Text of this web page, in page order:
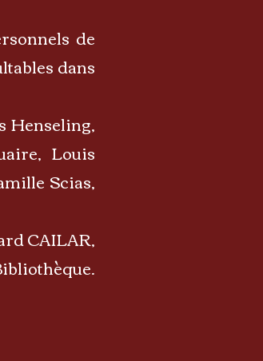
de
dans
Henseling,
Louis
Scias,
CAILAR,